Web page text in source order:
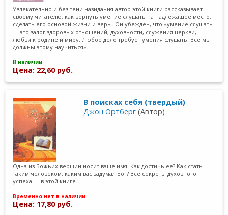
Увлекательно и без тени назидания автор этой книги рассказывает
своему читателю, как вернуть умение слушать на надлежащее место,
сделать его основой жизни и веры. Он убежден, что «умение слушать
— это залог здоровых отношений, духовности, служения церкви,
любви к родине и миру. Любое дело требует умения слушать. Все мы
должны этому научиться».
В наличии
Цена: 22,60 руб.
В поисках себя (твердый)
Джон Ортберг (Автор)
Одна из Божьих вершин носит ваше имя. Как достичь ее? Как стать
таким человеком, каким вас задумал Бог? Все секреты духовного
успеха — в этой книге.
Временно нет в наличии
Цена: 17,80 руб.